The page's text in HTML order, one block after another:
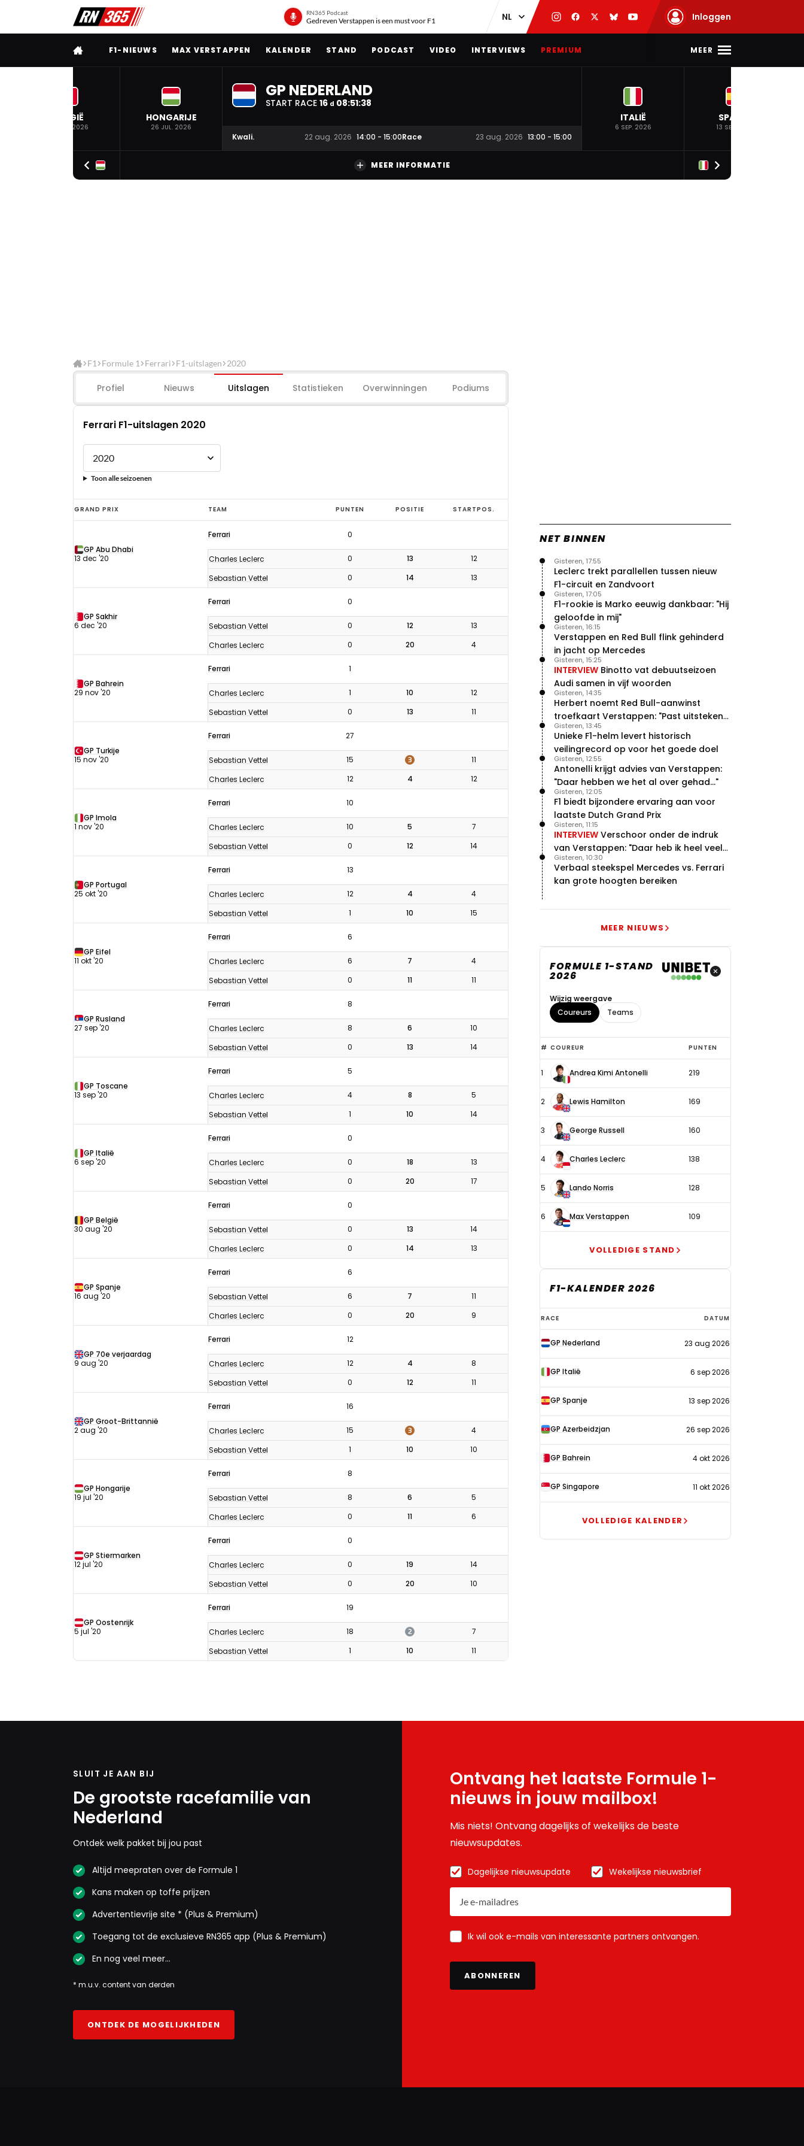
RN365 Podcast
Gedreven Verstappen is een must voor F1 Inloggen
VOLLEDIG MENU
F1-NIEUWS MAX VERSTAPPEN KALENDER STAND PODCAST VIDEO INTERVIEWS PREMIUM MEER
BELGIË
19 JUL. 2026
HONGARIJE
26 JUL. 2026
GP NEDERLAND
START RACE 16 d 08:51:37
Kwali. 22 aug. 2026 14:00 - 15:00Race 23 aug. 2026 13:00 - 15:00
ITALIË
6 SEP. 2026
SPANJE
13 SEP. 2026
MEER INFORMATIE
F1 Formule 1 Ferrari F1-uitslagen 2020
Profiel Nieuws Uitslagen Statistieken Overwinningen Podiums
Ferrari F1-uitslagen 2020
Toon alle seizoenen
Ferrari
F1-
2020
GRAND PRIX TEAM PUNTEN POSITIE STARTPOS.
GP Abu Dhabi
13 dec '20
Ferrari 0
Charles Leclerc 0 13
12
Sebastian Vettel
0 14 13
GP Sakhir
6 dec '20
Ferrari 0
Sebastian Vettel 0 12
13
Charles Leclerc
0 20 4
GP Bahrein
29 nov '20
Ferrari 1
Charles Leclerc 1 10
12
Sebastian Vettel
0 13 11
GP Turkije
15 nov '20
Ferrari 27
Sebastian Vettel 15 3
11
Charles Leclerc
12 4 12
GP Imola
1 nov '20
Ferrari 10
Charles Leclerc 10 5
7
Sebastian Vettel
0 12 14
GP Portugal
25 okt '20
Ferrari 13
Charles Leclerc 12 4
4
Sebastian Vettel
1 10 15
GP Eifel
11 okt '20
Ferrari 6
Charles Leclerc 6 7
4
Sebastian Vettel
0 11 11
GP Rusland
27 sep '20
Ferrari 8
Charles Leclerc 8 6
10
Sebastian Vettel
0 13 14
GP Toscane
13 sep '20
Ferrari 5
Charles Leclerc 4 8
5
Sebastian Vettel
1 10 14
GP Italië
6 sep '20
Ferrari 0
Charles Leclerc 0 18
13
Sebastian Vettel
0 20 17
GP België
30 aug '20
Ferrari 0
Sebastian Vettel 0 13
14
Charles Leclerc
0 14 13
GP Spanje
16 aug '20
Ferrari 6
Sebastian Vettel 6 7
11
Charles Leclerc
0 20 9
GP 70e verjaardag
9 aug '20
Ferrari 12
Charles Leclerc 12 4
8
Sebastian Vettel
0 12 11
GP Groot-Brittannië
2 aug '20
Ferrari 16
Charles Leclerc 15 3
4
Sebastian Vettel
1 10 10
GP Hongarije
19 jul '20
Ferrari 8
Sebastian Vettel 8 6
5
Charles Leclerc
0 11 6
GP Stiermarken
12 jul '20
Ferrari 0
Charles Leclerc 0 19
14
Sebastian Vettel
0 20 10
GP Oostenrijk
5 jul '20
Ferrari 19
Charles Leclerc 18 2
7
Sebastian Vettel
1 10 11
NET BINNEN
Leclerc trekt parallellen tussen nieuw
F1-circuit en Zandvoort
Gisteren, 17:55
F1-rookie is Marko eeuwig dankbaar: "Hij
geloofde in mij"
Gisteren, 17:05
Verstappen en Red Bull flink gehinderd
in jacht op Mercedes
Gisteren, 16:15
INTERVIEW Binotto vat debuutseizoen
Audi samen in vijf woorden
Gisteren, 15:25
Herbert noemt Red Bull-aanwinst
troefkaart Verstappen: "Past uitstekend
bij Red Bull"
Gisteren, 14:35
Unieke F1-helm levert historisch
veilingrecord op voor het goede doel
Gisteren, 13:45
Antonelli krijgt advies van Verstappen:
"Daar hebben we het al over gehad..."
Gisteren, 12:55
F1 biedt bijzondere ervaring aan voor
laatste Dutch Grand Prix
Gisteren, 12:05
INTERVIEW Verschoor onder de indruk
van Verstappen: "Daar heb ik heel veel
respect voor"
Gisteren, 11:15
Verbaal steekspel Mercedes vs. Ferrari
kan grote hoogten bereiken
Gisteren, 10:30
MEER NIEUWS
FORMULE 1-STAND
2026
Wijzig weergave
Coureurs
Teams
Top
6
coureurs
# COUREUR PUNTEN
1 Andrea Kimi Antonelli 219
2 Lewis Hamilton 169
3 George Russell 160
4 Charles Leclerc 138
5 Lando Norris 128
6 Max Verstappen 109
VOLLEDIGE STAND
F1-KALENDER 2026
F1-
kalender
2026
RACE DATUM
GP Nederland 23 aug 2026
GP Italië 6 sep 2026
GP Spanje 13 sep 2026
GP Azerbeidzjan 26 sep 2026
GP Bahrein 4 okt 2026
GP Singapore 11 okt 2026
VOLLEDIGE KALENDER
SLUIT JE AAN BIJ
De grootste racefamilie van
Nederland
Ontdek welk pakket bij jou past
Altijd meepraten over de Formule 1
Kans maken op toffe prijzen
Advertentievrije site * (Plus & Premium)
Toegang tot de exclusieve RN365 app (Plus & Premium)
En nog veel meer…
* m.u.v. content van derden
ONTDEK DE MOGELIJKHEDEN
Ontvang het laatste Formule 1-
nieuws in jouw mailbox!
Mis niets! Ontvang dagelijks of wekelijks de beste
nieuwsupdates.
Dagelijkse nieuwsupdate Wekelijkse nieuwsbrief
Ik wil ook e-mails van interessante partners ontvangen.
ABONNEREN